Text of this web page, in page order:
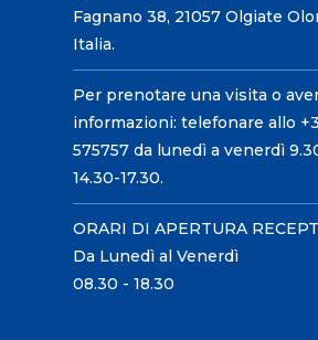
Fagnano 38, 21057 Olgiate
Italia.
Per prenotare una visita o
informazioni: telefonare allo
575757 da lunedì a venerdì
14.30-17.30.
ORARI DI APERTURA
Da Lunedì al Venerdì
08.30 - 18.30